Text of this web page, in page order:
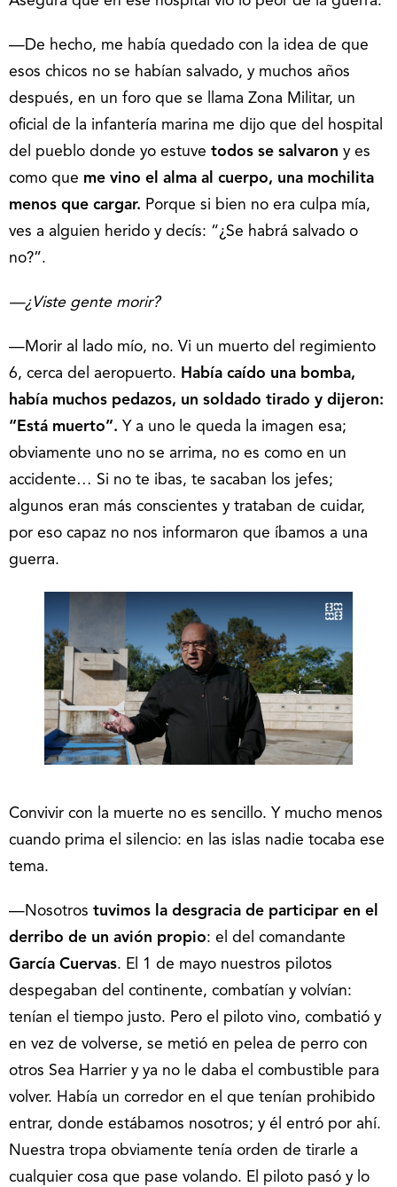
—De hecho, me había quedado con la idea de que
esos chicos no se habían salvado, y muchos años
después, en un foro que se llama Zona Militar, un
oficial de la infantería marina me dijo que del hospital
del pueblo donde yo estuve todos se salvaron y es
como que me vino el alma al cuerpo, una mochilita
menos que cargar. Porque si bien no era culpa mía,
ves a alguien herido y decís: “¿Se habrá salvado o
no?”.
—¿Viste gente morir?
—Morir al lado mío, no. Vi un muerto del regimiento
6, cerca del aeropuerto. Había caído una bomba,
había muchos pedazos, un soldado tirado y dijeron:
“Está muerto”. Y a uno le queda la imagen esa;
obviamente uno no se arrima, no es como en un
accidente… Si no te ibas, te sacaban los jefes;
algunos eran más conscientes y trataban de cuidar,
por eso capaz no nos informaron que íbamos a una
guerra.
Convivir con la muerte no es sencillo. Y mucho menos
cuando prima el silencio: en las islas nadie tocaba ese
tema.
—Nosotros tuvimos la desgracia de participar en el
derribo de un avión propio: el del comandante
García Cuervas. El 1 de mayo nuestros pilotos
despegaban del continente, combatían y volvían:
tenían el tiempo justo. Pero el piloto vino, combatió y
en vez de volverse, se metió en pelea de perro con
otros Sea Harrier y ya no le daba el combustible para
volver. Había un corredor en el que tenían prohibido
entrar, donde estábamos nosotros; y él entró por ahí.
Nuestra tropa obviamente tenía orden de tirarle a
cualquier cosa que pase volando. El piloto pasó y lo